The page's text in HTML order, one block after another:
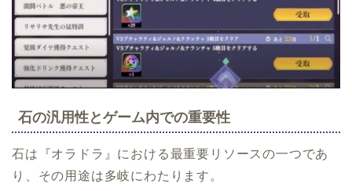
石の汎用性とゲーム内での重要性
石は『オラドラ』における最重要リソースの一つであ
り、その用途は多岐にわたります。